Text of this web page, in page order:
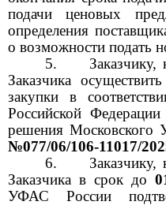
подачи ценовых
определения
о возможности подать
Заказчика
закупки в
Российской
решения
№077/06/106-11017/
Заказчика в срок до
УФАС России